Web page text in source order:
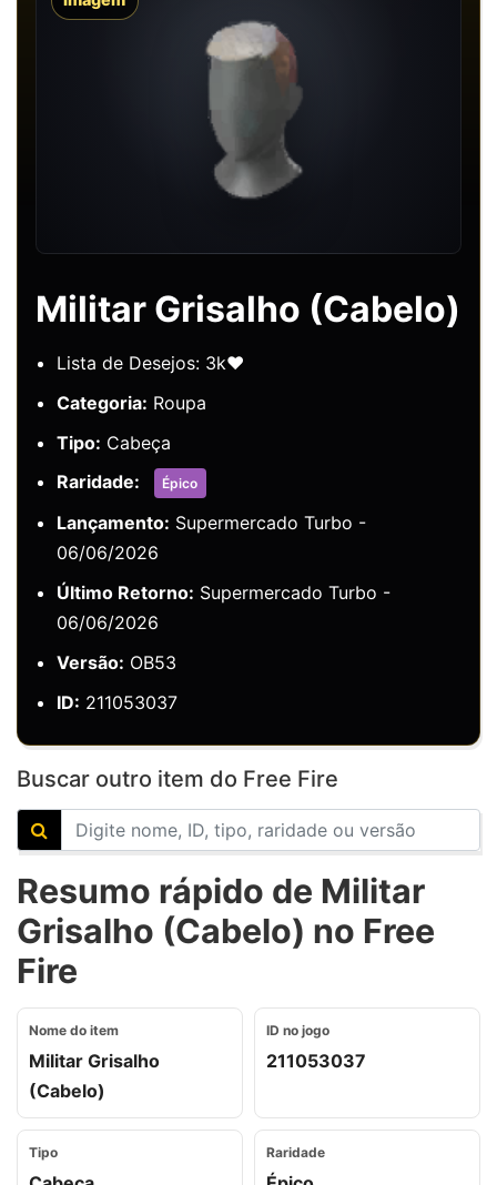
Militar Grisalho (Cabelo)
Lista de Desejos: 3k❤️
Categoria: Roupa
Tipo: Cabeça
Raridade:
Épico
Lançamento: Supermercado Turbo -
06/06/2026
Último Retorno: Supermercado Turbo -
06/06/2026
Versão: OB53
ID: 211053037
Buscar outro item do Free Fire
Resumo rápido de Militar
Grisalho (Cabelo) no Free
Fire
Nome do item
Militar Grisalho
(Cabelo)
ID no jogo
211053037
Tipo Raridade